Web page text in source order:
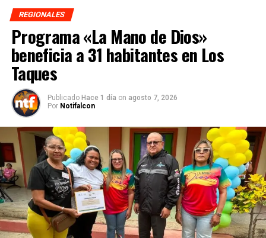
REGIONALES
Programa «La Mano de Dios»
beneficia a 31 habitantes en Los
Taques
Publicado Hace 1 día on agosto 7, 2026
Por Notifalcon